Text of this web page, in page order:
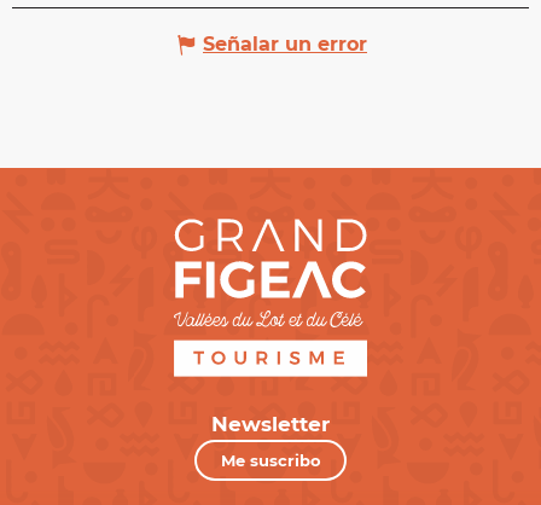
Señalar un error
Newsletter
Me suscribo